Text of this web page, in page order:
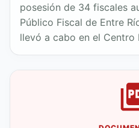
posesión de 34 fiscales
Público Fiscal de Entre
llevó a cabo en el Centro